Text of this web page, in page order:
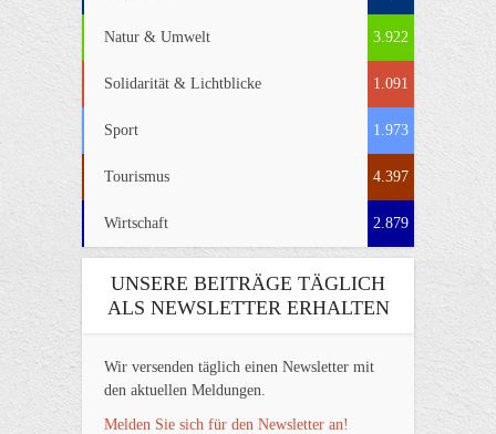
Natur & Umwelt 3.922
Solidarität & Lichtblicke 1.091
Sport 1.973
Tourismus 4.397
Wirtschaft 2.879
UNSERE BEITRÄGE TÄGLICH
ALS NEWSLETTER ERHALTEN
Wir versenden täglich einen Newsletter mit
den aktuellen Meldungen.
Melden Sie sich für den Newsletter an!